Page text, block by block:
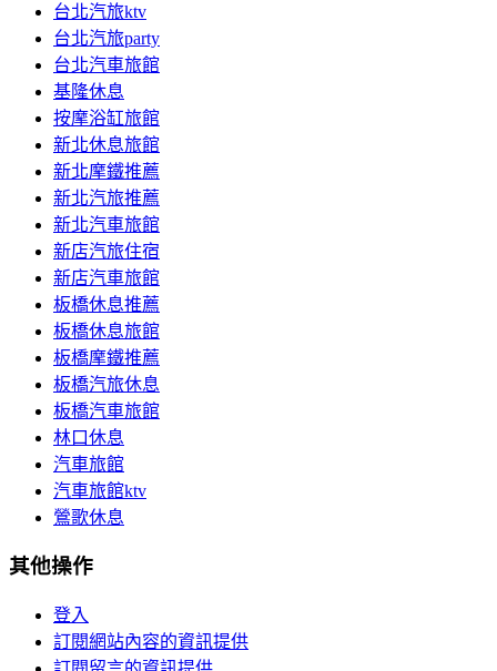
台北汽旅ktv
台北汽旅party
台北汽車旅館
基隆休息
按摩浴缸旅館
新北休息旅館
新北摩鐵推薦
新北汽旅推薦
新北汽車旅館
新店汽旅住宿
新店汽車旅館
板橋休息推薦
板橋休息旅館
板橋摩鐵推薦
板橋汽旅休息
板橋汽車旅館
林口休息
汽車旅館
汽車旅館ktv
鶯歌休息
其他操作
登入
訂閱網站內容的資訊提供